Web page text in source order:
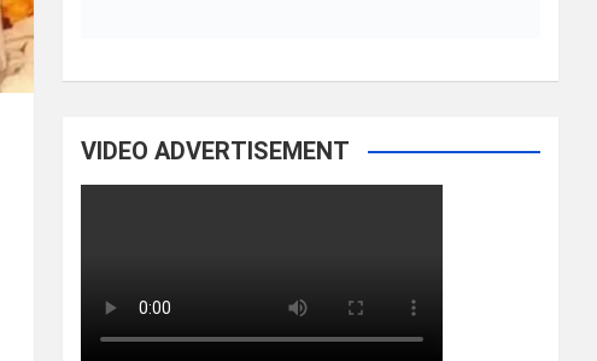
VIDEO ADVERTISEMENT